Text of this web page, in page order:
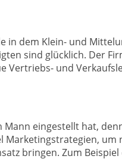
dem Klein- und
sind glücklich. Der
und
eingestellt hat,
bringen. Zum